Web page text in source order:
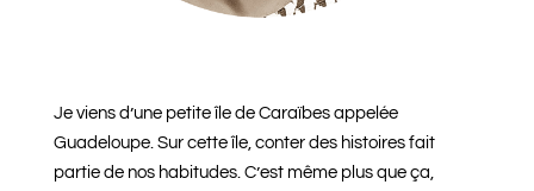
Je viens d’une petite île de Caraïbes appelée
Guadeloupe. Sur cette île, conter des histoires fait
partie de nos habitudes. C’est même plus que ça,